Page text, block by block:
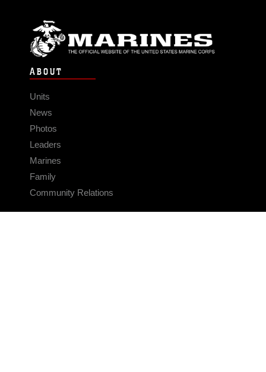
ABOUT
Units
News
Photos
Leaders
Marines
Family
Community Relations